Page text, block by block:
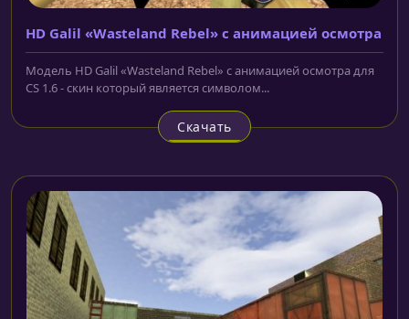
HD Galil «Wasteland Rebel» с анимацией осмотра
Модель HD Galil «Wasteland Rebel» с анимацией осмотра для
CS 1.6 - скин который является символом...
Скачать